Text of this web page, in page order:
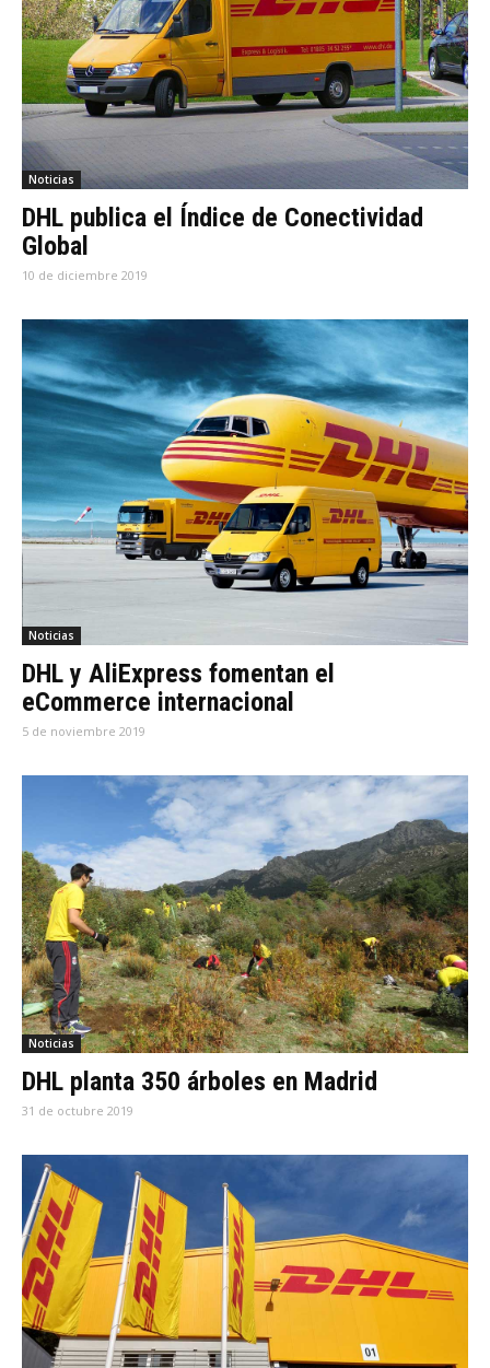
Noticias
DHL publica el Índice de Conectividad
Global
10 de diciembre 2019
Noticias
DHL y AliExpress fomentan el
eCommerce internacional
5 de noviembre 2019
Noticias
DHL planta 350 árboles en Madrid
31 de octubre 2019